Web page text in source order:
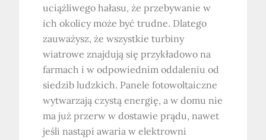
uciążliwego hałasu, że przebywanie w
ich okolicy może być trudne. Dlatego
zauważysz, że wszystkie turbiny
wiatrowe znajdują się przykładowo na
farmach i w odpowiednim oddaleniu od
siedzib ludzkich. Panele fotowoltaiczne
wytwarzają czystą energię, a w domu nie
ma już przerw w dostawie prądu, nawet
jeśli nastąpi awaria w elektrowni